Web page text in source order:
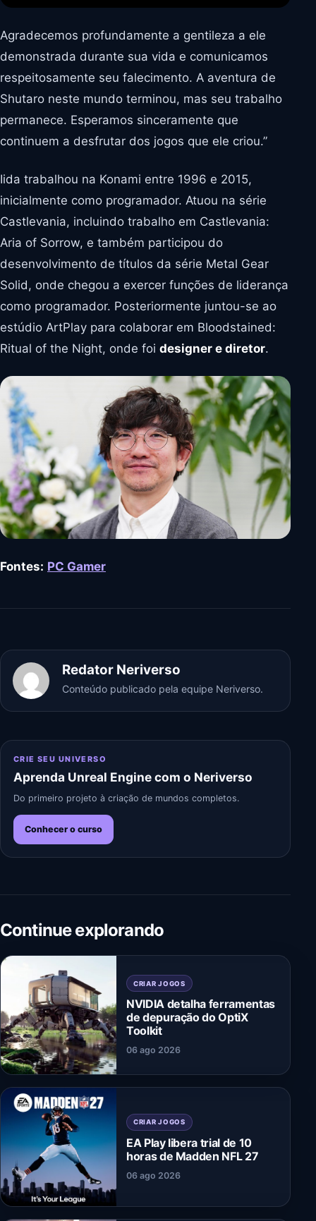
Agradecemos profundamente a gentileza a ele
demonstrada durante sua vida e comunicamos
respeitosamente seu falecimento. A aventura de
Shutaro neste mundo terminou, mas seu trabalho
permanece. Esperamos sinceramente que
continuem a desfrutar dos jogos que ele criou.”
Iida trabalhou na Konami entre 1996 e 2015,
inicialmente como programador. Atuou na série
Castlevania, incluindo trabalho em Castlevania:
Aria of Sorrow, e também participou do
desenvolvimento de títulos da série Metal Gear
Solid, onde chegou a exercer funções de liderança
como programador. Posteriormente juntou-se ao
estúdio ArtPlay para colaborar em Bloodstained:
Ritual of the Night, onde foi designer e diretor.
Fontes: PC Gamer
Redator Neriverso
Conteúdo publicado pela equipe Neriverso.
CRIE SEU UNIVERSO
Aprenda Unreal Engine com o Neriverso
Do primeiro projeto à criação de mundos completos.
Conhecer o curso
Continue explorando
CRIAR JOGOS
NVIDIA detalha ferramentas
de depuração do OptiX
Toolkit
06 ago 2026
CRIAR JOGOS
EA Play libera trial de 10
horas de Madden NFL 27
06 ago 2026